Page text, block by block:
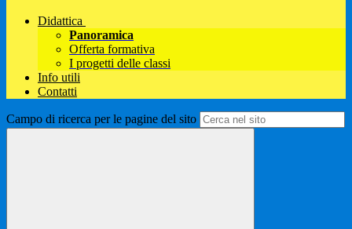
Didattica
Panoramica
Offerta formativa
I progetti delle classi
Info utili
Contatti
Campo di ricerca per le pagine del sito